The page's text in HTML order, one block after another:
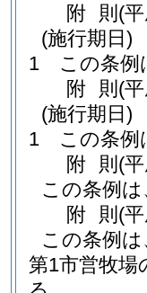
附 則 (
(施行期日)
1
この条例
附 則 (
(施行期日)
1
この条例
附 則 (
この条例
附 則 (
この条例
第1市営牧場